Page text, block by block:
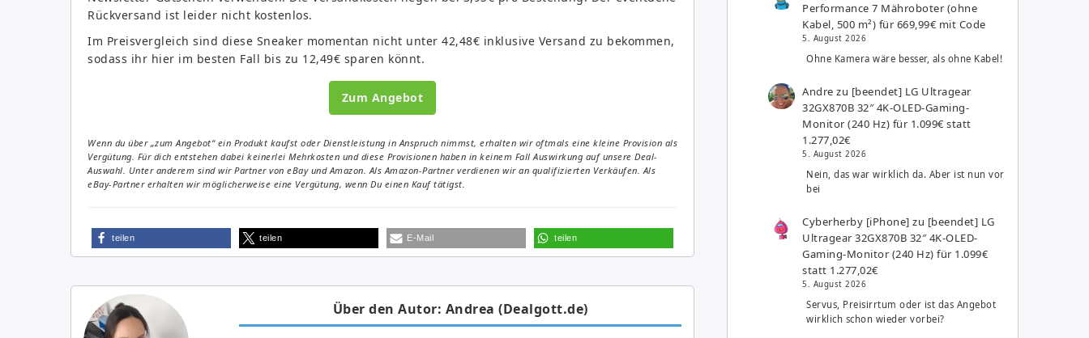
Rückversand ist leider nicht kostenlos.
Im Preisvergleich sind diese Sneaker momentan nicht unter 42,48€ inklusive Versand zu bekommen,
sodass ihr hier im besten Fall bis zu 12,49€ sparen könnt.
Zum Angebot
Wenn du über „zum Angebot“ ein Produkt kaufst oder Dienstleistung in Anspruch nimmst, erhalten wir oftmals eine kleine Provision als
Vergütung. Für dich entstehen dabei keinerlei Mehrkosten und diese Provisionen haben in keinem Fall Auswirkung auf unsere Deal-
Auswahl. Unter anderem sind wir Partner von eBay und Amazon. Als Amazon-Partner verdienen wir an qualifizierten Verkäufen. Als
eBay-Partner erhalten wir möglicherweise eine Vergütung, wenn Du einen Kauf tätigst.
teilen teilen E-Mail teilen
Über den Autor: Andrea (Dealgott.de)
Performance 7 Mähroboter (ohne
Kabel, 500 m²) für 669,99€ mit Code
5. August 2026
Ohne Kamera wäre besser, als ohne Kabel!
Andre zu [beendet] LG Ultragear
32GX870B 32″ 4K-OLED-Gaming-
Monitor (240 Hz) für 1.099€ statt
1.277,02€
5. August 2026
Nein, das war wirklich da. Aber ist nun vor
bei
Cyberherby [iPhone] zu [beendet] LG
Ultragear 32GX870B 32″ 4K-OLED-
Gaming-Monitor (240 Hz) für 1.099€
statt 1.277,02€
5. August 2026
Servus, Preisirrtum oder ist das Angebot
wirklich schon wieder vorbei?